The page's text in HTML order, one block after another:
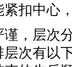
紧扣中心
谨，层次
层次有以